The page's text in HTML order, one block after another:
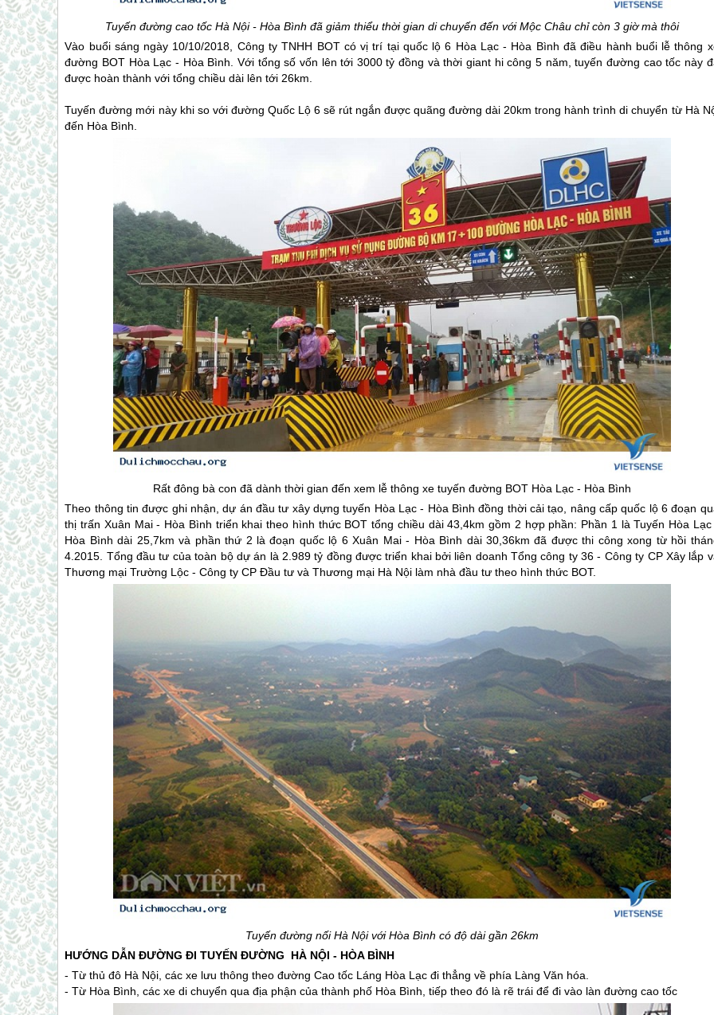
Tuyến đường cao tốc Hà Nội - Hòa Bình đã giảm thiểu thời gian di chuyến đến vớiMộc Châu chỉ còn 3 giờ mà thôi
Vào buổi sáng ngày 10/10/2018, Công ty TNHH BOT có vị trí tại quốc lộ 6 Hòa Lạc - Hòa Bình đã điều hành buổi lễ thông
đường BOT Hòa Lạc - Hòa Bình. Với tổng số vốn lên tới 3000 tỷ đồng và thời giant hi công 5 năm, tuyến đường cao tốc này
được hoàn thành với tổng chiều dài lên tới 26km.
Tuyến đường mới này khi so với đường Quốc Lộ 6 sẽ rút ngắn được quãng đường dài 20km trong hành trình di chuyển từ Hà
đến Hòa Bình.
Rất đông bà con đã dành thời gian đến xem lễ thông xe tuyến đường BOT Hòa Lạc - Hòa Bình
Theo thông tin được ghi nhận, dự án đầu tư xây dựng tuyến Hòa Lạc - Hòa Bình đồng thời cải tạo, nâng cấp quốc lộ 6 đoạn
thị trấn Xuân Mai - Hòa Bình triển khai theo hình thức BOT tổng chiều dài 43,4km gồm 2 hợp phần: Phần 1 là Tuyến Hòa
Hòa Bình dài 25,7km và phần thứ 2 là đoạn quốc lộ 6 Xuân Mai - Hòa Bình dài 30,36km đã được thi công xong từ hồi
4.2015. Tổng đầu tư của toàn bộ dự án là 2.989 tỷ đồng được triển khai bởi liên doanh Tổng công ty 36 - Công ty CP Xây lắp
Thương mại Trường Lộc - Công ty CP Đầu tư và Thương mại Hà Nội làm nhà đầu tư theo hình thức BOT.
Tuyến đường nối Hà Nội với Hòa Bình có độ dài gần 26km
HƯỚNG DẪN ĐƯỜNG ĐI TUYẾN ĐƯỜNG HÀ NỘI - HÒA BÌNH
- Từ thủ đô Hà Nội, các xe lưu thông theo đường Cao tốc Láng Hòa Lạc đi thẳng về phía Làng Văn hóa.
- Từ Hòa Bình, các xe di chuyển qua địa phận của thành phố Hòa Bình, tiếp theo đó là rẽ trái để đi vào làn đường cao tốc